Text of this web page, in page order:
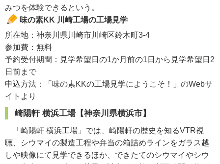
みつを体験できるという。
味の素KK 川崎工場の工場見学
所在地：神奈川県川崎市川崎区鈴木町3-4
参加費：無料
予約受付期間：見学希望日の1か月前の1日から見学希望日2
日前まで
申込方法：「味の素KKの工場見学にようこそ！」のWebサ
イトより
崎陽軒 横浜工場【神奈川県横浜市】
「崎陽軒 横浜工場」では、崎陽軒の歴史を知るVTR視
聴、シウマイの製造工程や弁当の箱詰めラインをガラス越
しや映像にて見学できるほか、できたてのシウマイやシウ